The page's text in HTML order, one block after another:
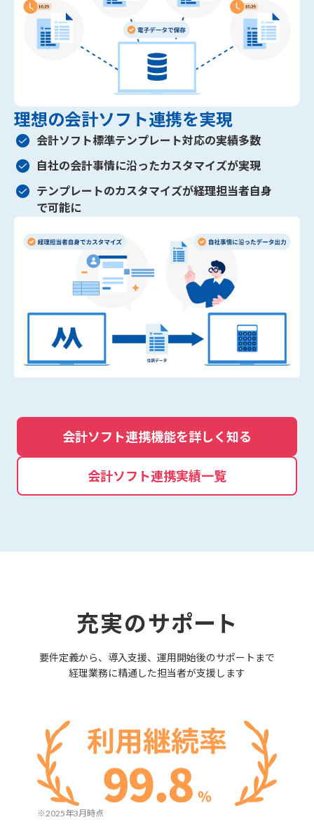
理想の会計ソフト連携を実現
会計ソフト標準テンプレート対応の実績多数
自社の会計事情に沿ったカスタマイズが実現
テンプレートのカスタマイズが経理担当者自身
で可能に
会計ソフト連携実績一覧
会計ソフト連携機能を詳しく知る
充実のサポート
要件定義から、導入支援、運用開始後のサポートまで
経理業務に精通した担当者が支援します
※2025年3月時点